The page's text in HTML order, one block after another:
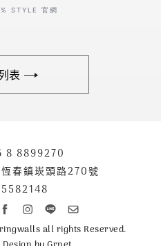
STYLE 官網
表
聯
絡
資
訊
8 8899270
春鎮崁頭路270號
all rights Reserved.